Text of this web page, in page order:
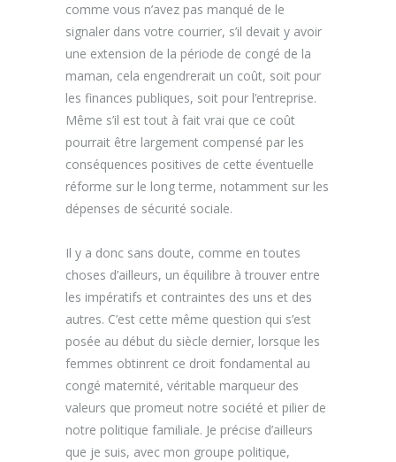
comme vous n’avez pas manqué de le
signaler dans votre courrier, s’il devait y avoir
une extension de la période de congé de la
maman, cela engendrerait un coût, soit pour
les finances publiques, soit pour l’entreprise.
Même s’il est tout à fait vrai que ce coût
pourrait être largement compensé par les
conséquences positives de cette éventuelle
réforme sur le long terme, notamment sur les
dépenses de sécurité sociale.
Il y a donc sans doute, comme en toutes
choses d’ailleurs, un équilibre à trouver entre
les impératifs et contraintes des uns et des
autres. C’est cette même question qui s’est
posée au début du siècle dernier, lorsque les
femmes obtinrent ce droit fondamental au
congé maternité, véritable marqueur des
valeurs que promeut notre société et pilier de
notre politique familiale. Je précise d’ailleurs
que je suis, avec mon groupe politique,